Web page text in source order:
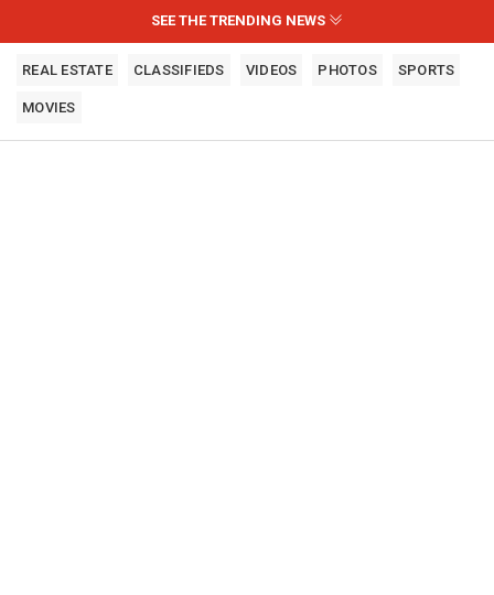
SEE THE TRENDING NEWS
REAL ESTATE CLASSIFIEDS VIDEOS PHOTOS SPORTS
MOVIES